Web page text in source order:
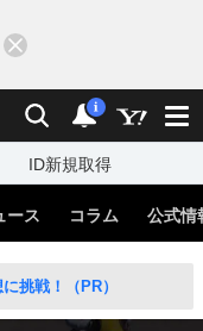
検索 通知
i
ID新規取得
ース コラム 公式情
挑戦！（PR）